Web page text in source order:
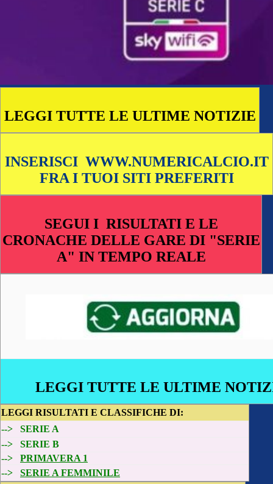
LEGGI TUTTE LE ULTIME NOTIZIE
INSERISCI WWW.NUMERICALCIO.IT
FRA I TUOI SITI PREFERITI
SEGUI I RISULTATI E LE
CRONACHE DELLE GARE DI "SERIE
A" IN TEMPO REALE
LEGGI TUTTE LE ULTIME
LEGGI RISULTATI E CLASSIFICHE DI:
--> SERIE A
--> SERIE B
--> PRIMAVERA 1
--> SERIE A FEMMINILE